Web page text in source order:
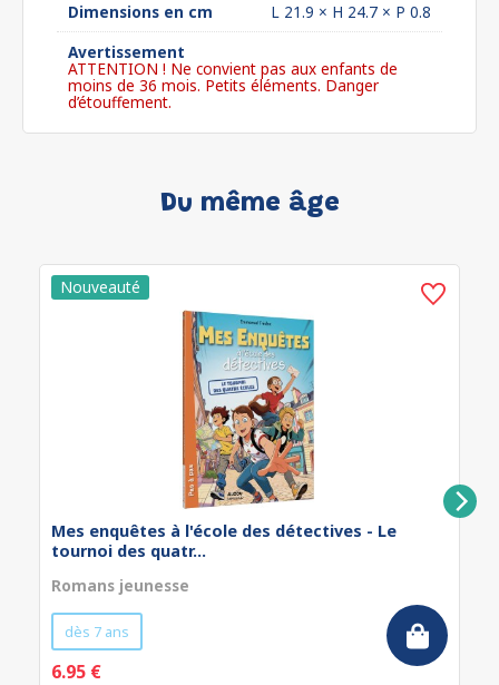
Dimensions en cm
L 21.9 × H 24.7 × P 0.8
Avertissement
ATTENTION ! Ne convient pas aux enfants de
moins de 36 mois. Petits éléments. Danger
d’étouffement.
Du même âge
Mes enquêtes à l'école des détectives - Le
tournoi des quatr...
Romans jeunesse
dès 7 ans
6.95 €